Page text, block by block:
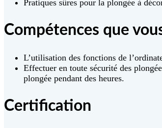
Pratiques sûres pour la plongée à
Compétences que
L’utilisation des fonctions de
Effectuer en toute sécurité des
plongée pendant des heures.
Certification